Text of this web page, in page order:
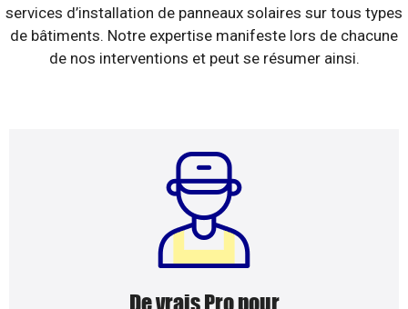
services d’installation de panneaux solaires sur tous types
de bâtiments. Notre expertise manifeste lors de chacune
de nos interventions et peut se résumer ainsi.
De vrais Pro pour